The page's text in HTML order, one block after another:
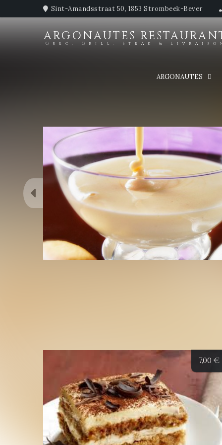
Sint-Amandsstraat 50, 1853 Strombeek-Bever
ARGONAUTES
Grec, Grill, Steak &
ARGONAUTES
7,00 €